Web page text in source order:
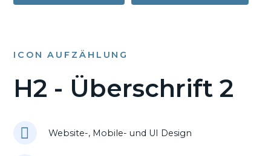
ICON AUFZÄHLUNG
H2 - Überschrift 2
Website-, Mobile- und UI Design